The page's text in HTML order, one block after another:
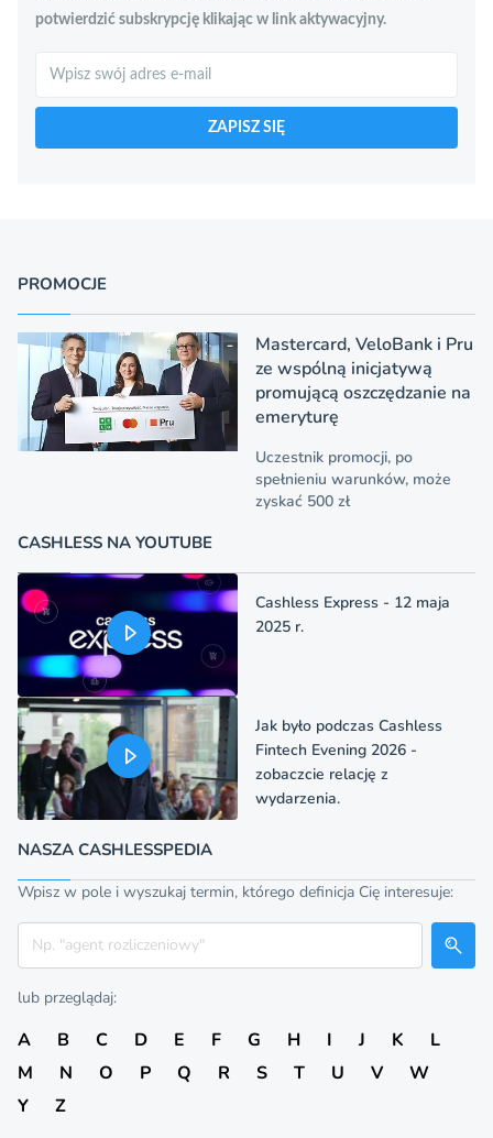
potwierdzić subskrypcję klikając w link aktywacyjny.
ZAPISZ SIĘ
PROMOCJE
Mastercard, VeloBank i Pru
ze wspólną inicjatywą
promującą oszczędzanie na
emeryturę
Uczestnik promocji, po
spełnieniu warunków, może
zyskać 500 zł
CASHLESS NA YOUTUBE
Cashless Express - 12 maja
2025 r.
Jak było podczas Cashless
Fintech Evening 2026 -
zobaczcie relację z
wydarzenia.
NASZA CASHLESSPEDIA
Wpisz w pole i wyszukaj termin, którego definicja Cię interesuje:
Szukaj
lub przeglądaj:
A B C D E F G H I J K
L
M
N O P Q R S T U V
W
Y
Z